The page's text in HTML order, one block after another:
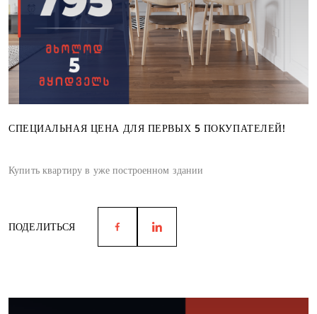
СПЕЦИАЛЬНАЯ ЦЕНА ДЛЯ ПЕРВЫХ 5 ПОКУПАТЕЛЕЙ!
Купить квартиру в уже построенном здании
ПОДЕЛИТЬСЯ